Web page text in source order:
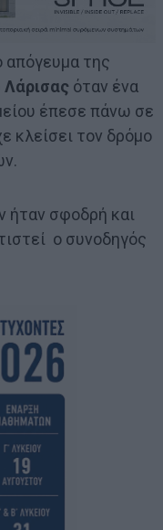
απόγευμα της
όταν ένα
έπεσε πάνω σε
κλείσει τον δρόμο
σφοδρή και
ο συνοδηγός